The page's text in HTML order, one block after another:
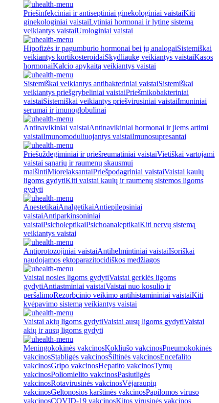
Priešinfekciniai ir antiseptiniai ginekologiniai vaistaiKiti
ginekologiniai vaistaiLytiniai hormonai ir lytinę sistemą
veikiantys vaistaiUrologiniai vaistai
Hipofizės ir pagumburio hormonai bei jų analogaiSistemiškai
veikiantys kortikosteroidaiSkydliaukę veikiantys vaistaiKasos
hormonaiKalcio apykaitą veikiantys vaistai
Sistemiškai veikiantys antibakteriniai vaistaiSistemiškai
veikiantys priešgrybeliniai vaistaiPriešmikobakteriniai
vaistaiSistemiškai veikiantys priešvirusiniai vaistaiImuniniai
serumai ir imunoglobulinai
Antinavikiniai vaistaiAntinavikiniai hormonai ir jiems artimi
vaistaiImunomoduliuojantys vaistaiImunosupresantai
Priešuždegiminiai ir priešreumatiniai vaistaiVietiškai vartojami
vaistai sąnarių ir raumenų skausmui
malšintiMiorelaksantaiPriešpodagriniai vaistaiVaistai kaulų
ligoms gydytiKiti vaistai kaulų ir raumenų sistemos ligoms
gydyti
AnestetikaiAnalgetikaiAntiepilepsiniai
vaistaiAntiparkinsoniniai
vaistaiPsicholeptikaiPsichoanaleptikaiKiti nervų sistemą
veikiantys vaistai
Antiprotozojiniai vaistaiAntihelmintiniai vaistaiIšoriškai
naudojamos ektoparazitocidiškos medžiagos
Vaistai nosies ligoms gydytiVaistai gerklės ligoms
gydytiAntiastminiai vaistaiVaistai nuo kosulio ir
peršalimoRezorbcinio veikimo antihistamininiai vaistaiKiti
kvėpavimo sistemą veikiantys vaistai
Vaistai akių ligoms gydytiVaistai ausų ligoms gydytiVaistai
akių ir ausų ligoms gydyti
Meningokokinės vakcinosKokliušo vakcinosPneumokokinės
vakcinosStabligės vakcinosŠiltinės vakcinosEncefalito
vakcinosGripo vakcinosHepatito vakcinosTymų
vakcinosPoliomielito vakcinosPasiutligės
vakcinosRotavirusinės vakcinosVėjaraupių
vakcinosGeltonosios karštinės vakcinosPapilomos viruso
vakcinosCOVID-19 vakcinosKitos virusinės vakcinos